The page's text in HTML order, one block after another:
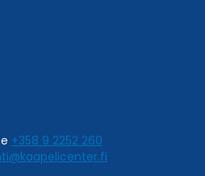
+358 9 2252 260